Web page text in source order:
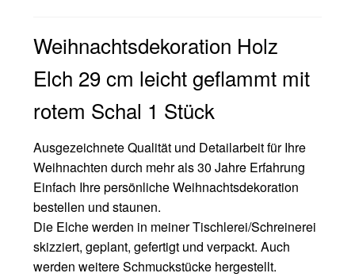
Weihnachtsdekoration Holz
Elch 29 cm leicht geflammt mit
rotem Schal 1 Stück
Ausgezeichnete Qualität und Detailarbeit für Ihre
Weihnachten durch mehr als 30 Jahre Erfahrung
Einfach Ihre persönliche Weihnachtsdekoration
bestellen und staunen.
Die Elche werden in meiner Tischlerei/Schreinerei
skizziert, geplant, gefertigt und verpackt. Auch
werden weitere Schmuckstücke hergestellt.